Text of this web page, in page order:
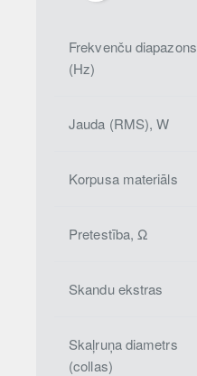
Frekvenču diapazons
(Hz)
Jauda (RMS), W
Korpusa materiāls
Pretestība, Ω
Skandu ekstras
Skaļruņa diametrs
(collas)